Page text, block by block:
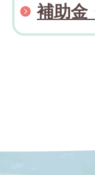
補助金